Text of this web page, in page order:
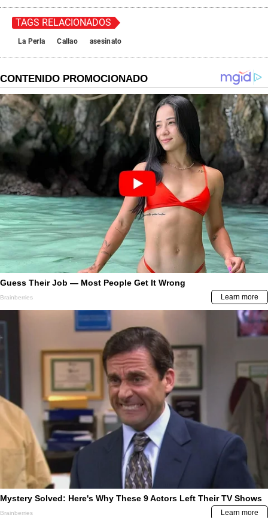
TAGS RELACIONADOS
La Perla Callao asesinato